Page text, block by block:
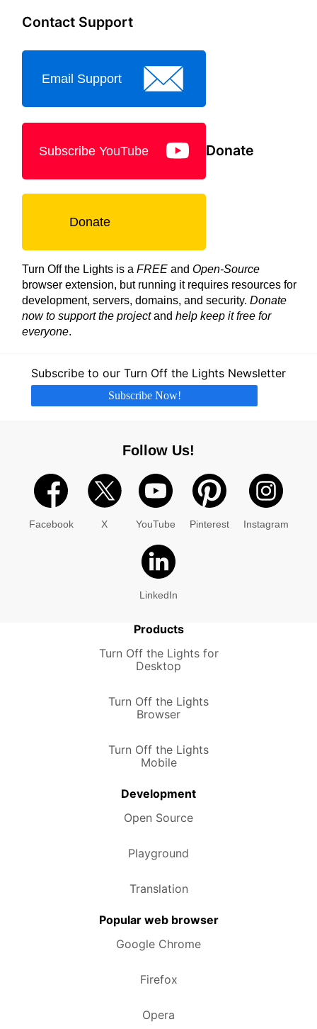
Contact Support
Email Support
Subscribe YouTube Donate
Donate
Turn Off the Lights is a FREE and Open-Source
browser extension, but running it requires resources for
development, servers, domains, and security. Donate
now to support the projectand help keep it free for
everyone.
Subscribe to our Turn Off the Lights Newsletter
Subscribe Now!
Follow Us!
Facebook X YouTube Pinterest Instagram
LinkedIn
Products
Turn Off the Lights for
Desktop
Turn Off the Lights
Browser
Turn Off the Lights
Mobile
Development
Open Source
Playground
Translation
Popular web browser
Google Chrome
Firefox
Opera